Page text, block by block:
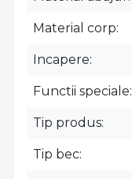
Material corp
Incapere
Functii speciale
Tip produs
Tip bec